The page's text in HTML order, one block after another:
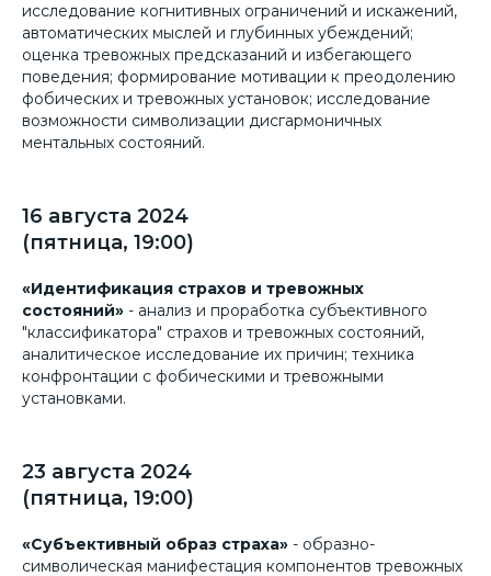
исследование когнитивных ограничений и искажений,
автоматических мыслей и глубинных убеждений;
оценка тревожных предсказаний и избегающего
поведения; формирование мотивации к преодолению
фобических и тревожных установок; исследование
возможности символизации дисгармоничных
ментальных состояний.
16 августа 2024
(пятница, 19:00)
«Идентификация страхов и тревожных
состояний» - анализ и проработка субъективного
"классификатора" страхов и тревожных состояний,
аналитическое исследование их причин; техника
конфронтации с фобическими и тревожными
установками.
23 августа 2024
(пятница, 19:00)
«Субъективный образ страха» - образно-
символическая манифестация компонентов тревожных